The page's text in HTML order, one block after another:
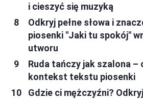
i cieszyć się muzyką
Odkryj pełne słowa i
piosenki "Jaki tu spokój"
utworu
Ruda tańczy jak szalona –
kontekst tekstu piosenki
Gdzie ci mężczyźni?